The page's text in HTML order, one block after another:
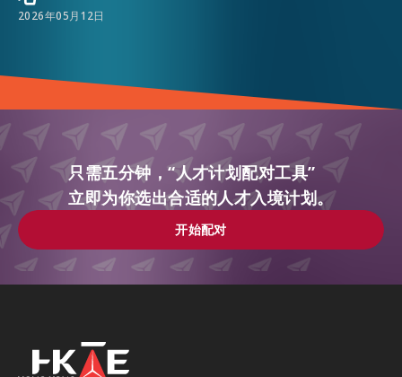
2026年05月12日
只需五分钟，“人才计划配对工具”
立即为你选出合适的人才入境计划。
开始配对
开始配对